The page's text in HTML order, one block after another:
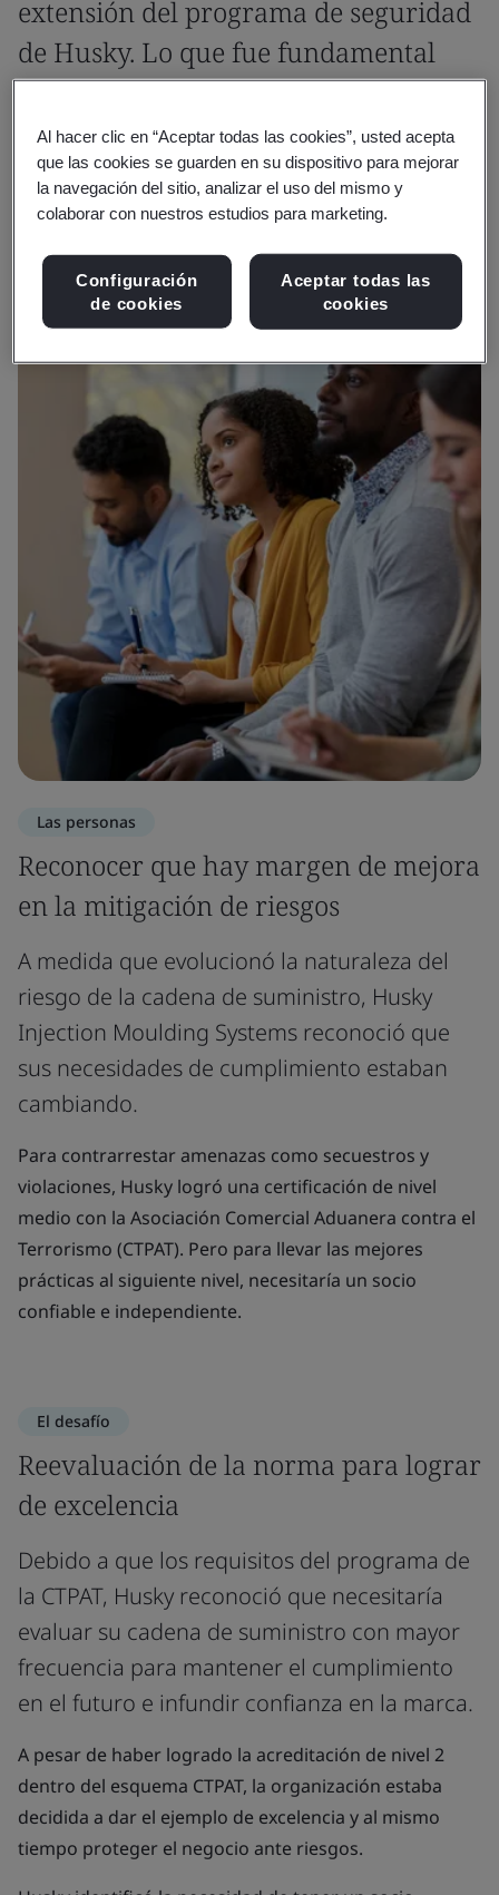
extensión del programa de seguridad
de Husky. Lo que fue fundamental
para que Husky obtuviera nuestro
estatus CTPAT de nivel 3.”
Patricia Cerisano
Gerente de Cumplimiento Aduanero Global, Husky
Las personas
Reconocer que hay margen de mejora
en la mitigación de riesgos
A medida que evolucionó la naturaleza del
riesgo de la cadena de suministro, Husky
Injection Moulding Systems reconoció que
sus necesidades de cumplimiento estaban
cambiando.
Para contrarrestar amenazas como secuestros y
violaciones, Husky logró una certificación de nivel
medio con la Asociación Comercial Aduanera contra el
Terrorismo (CTPAT). Pero para llevar las mejores
prácticas al siguiente nivel, necesitaría un socio
confiable e independiente.
El desafío
Reevaluación de la norma para lograr
de excelencia
Debido a que los requisitos del programa de
la CTPAT, Husky reconoció que necesitaría
evaluar su cadena de suministro con mayor
frecuencia para mantener el cumplimiento
en el futuro e infundir confianza en la marca.
A pesar de haber logrado la acreditación de nivel 2
dentro del esquema CTPAT, la organización estaba
decidida a dar el ejemplo de excelencia y al mismo
tiempo proteger el negocio ante riesgos.
Al hacer clic en “Aceptar todas las cookies”, usted acepta
que las cookies se guarden en su dispositivo para mejorar
la navegación del sitio, analizar el uso del mismo y
colaborar con nuestros estudios para marketing.
Configuración
de cookies
Aceptar todas las
cookies